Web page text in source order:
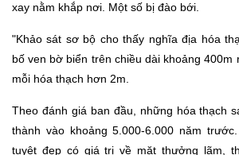
xay nằm khắp nơi. Một số bị đào bới.
"Khảo sát sơ bộ cho thấy nghĩa địa hóa
bố ven bờ biển trên chiều dài khoảng 400m
mỗi hóa thạch hơn 2m.
Theo đánh giá ban đầu, những hóa thạch
thành vào khoảng 5.000-6.000 năm
tuyệt đẹp có giá trị về mặt thưởng lãm,